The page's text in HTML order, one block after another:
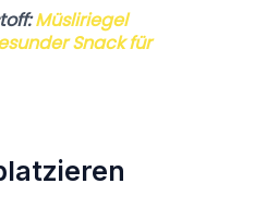
Müsliriegel
Snack für